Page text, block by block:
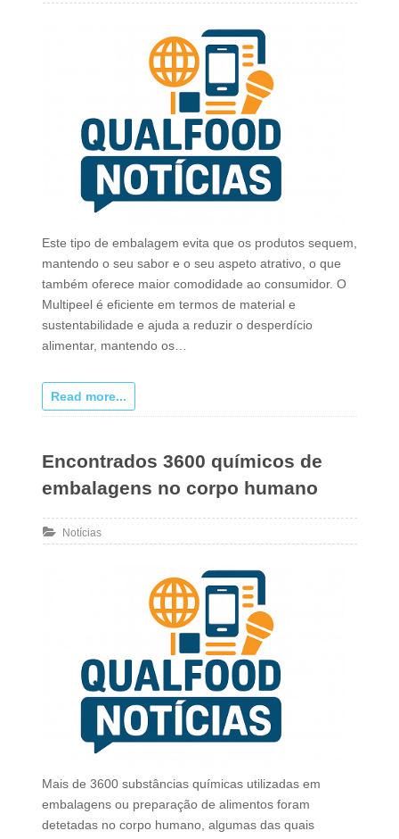
Este tipo de embalagem evita que os produtos sequem,
mantendo o seu sabor e o seu aspeto atrativo, o que
também oferece maior comodidade ao consumidor. O
Multipeel é eficiente em termos de material e
sustentabilidade e ajuda a reduzir o desperdício
alimentar, mantendo os…
Read more...
Encontrados 3600 químicos de
embalagens no corpo humano
Notícias
Mais de 3600 substâncias químicas utilizadas em
embalagens ou preparação de alimentos foram
detetadas no corpo humano, algumas das quais